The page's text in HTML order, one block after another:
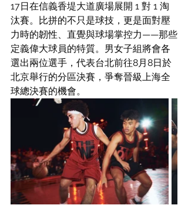
17日在信義香堤大道廣場展開 1 對 1 淘
汰賽。比拼的不只是球技，更是面對壓
力時的韌性、直覺與球場掌控力——那些
定義偉大球員的特質。男女子組將會各
選出兩位選手，代表台北前往8月8日於
北京舉行的分區決賽，爭奪晉級上海全
球總決賽的機會。